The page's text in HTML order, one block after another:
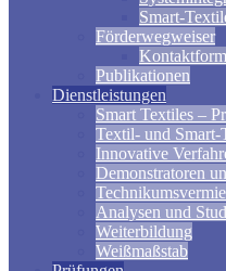
Smart-
Förderwegweiser
Publikationen
Dienstleistungen
Smart Textiles –
Textil- und Smart-
Innovative
Demonstratoren
Analysen und
Weiterbildung
Weißmaßstab